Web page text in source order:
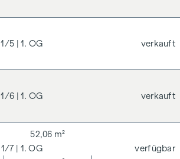
1/5 | 1. OG verkauft
1/6 | 1. OG verkauft
1/7 | 1. OG
52,06 m²
verfügbar